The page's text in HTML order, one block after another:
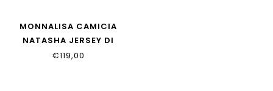
MONNALISA CAMICIA
NATASHA JERSEY DI
18HOCA_8201_0099
€119,00